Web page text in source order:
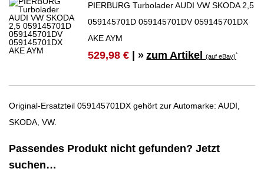
PIERBURG Turbolader AUDI VW SKODA 2,5
059145701D 059145701DV 059145701DX
AKE AYM
529,98 € | » zum Artikel(auf eBay)*
Original-Ersatzteil 059145701DX gehört zur Automarke: AUDI,
SKODA, VW.
Passendes Produkt nicht gefunden? Jetzt
suchen…